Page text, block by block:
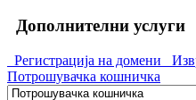
Дополнителни услуги
Регистрација на домени
Потрошувачка кошничка